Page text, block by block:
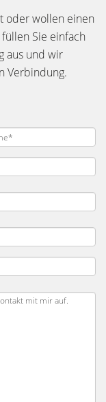
oder wollen einen
Sie einfach
aus und wir
Verbindung.